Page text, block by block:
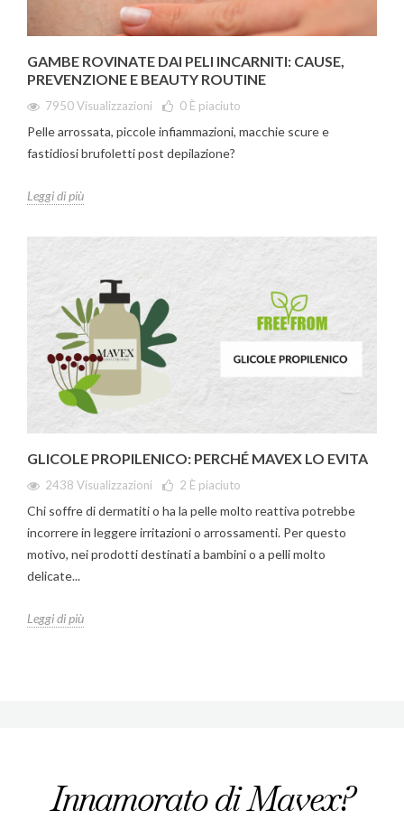
GAMBE ROVINATE DAI PELI INCARNITI: CAUSE,
PREVENZIONE E BEAUTY ROUTINE
7950 Visualizzazioni 0 È piaciuto
Pelle arrossata, piccole infiammazioni, macchie scure e
fastidiosi brufoletti post depilazione?
Leggi di più
GLICOLE PROPILENICO: PERCHÉ MAVEX LO EVITA
2438 Visualizzazioni 2 È piaciuto
Chi soffre di dermatiti o ha la pelle molto reattiva potrebbe
incorrere in leggere irritazioni o arrossamenti. Per questo
motivo, nei prodotti destinati a bambini o a pelli molto
delicate...
Leggi di più
Innamorato di Mavex?